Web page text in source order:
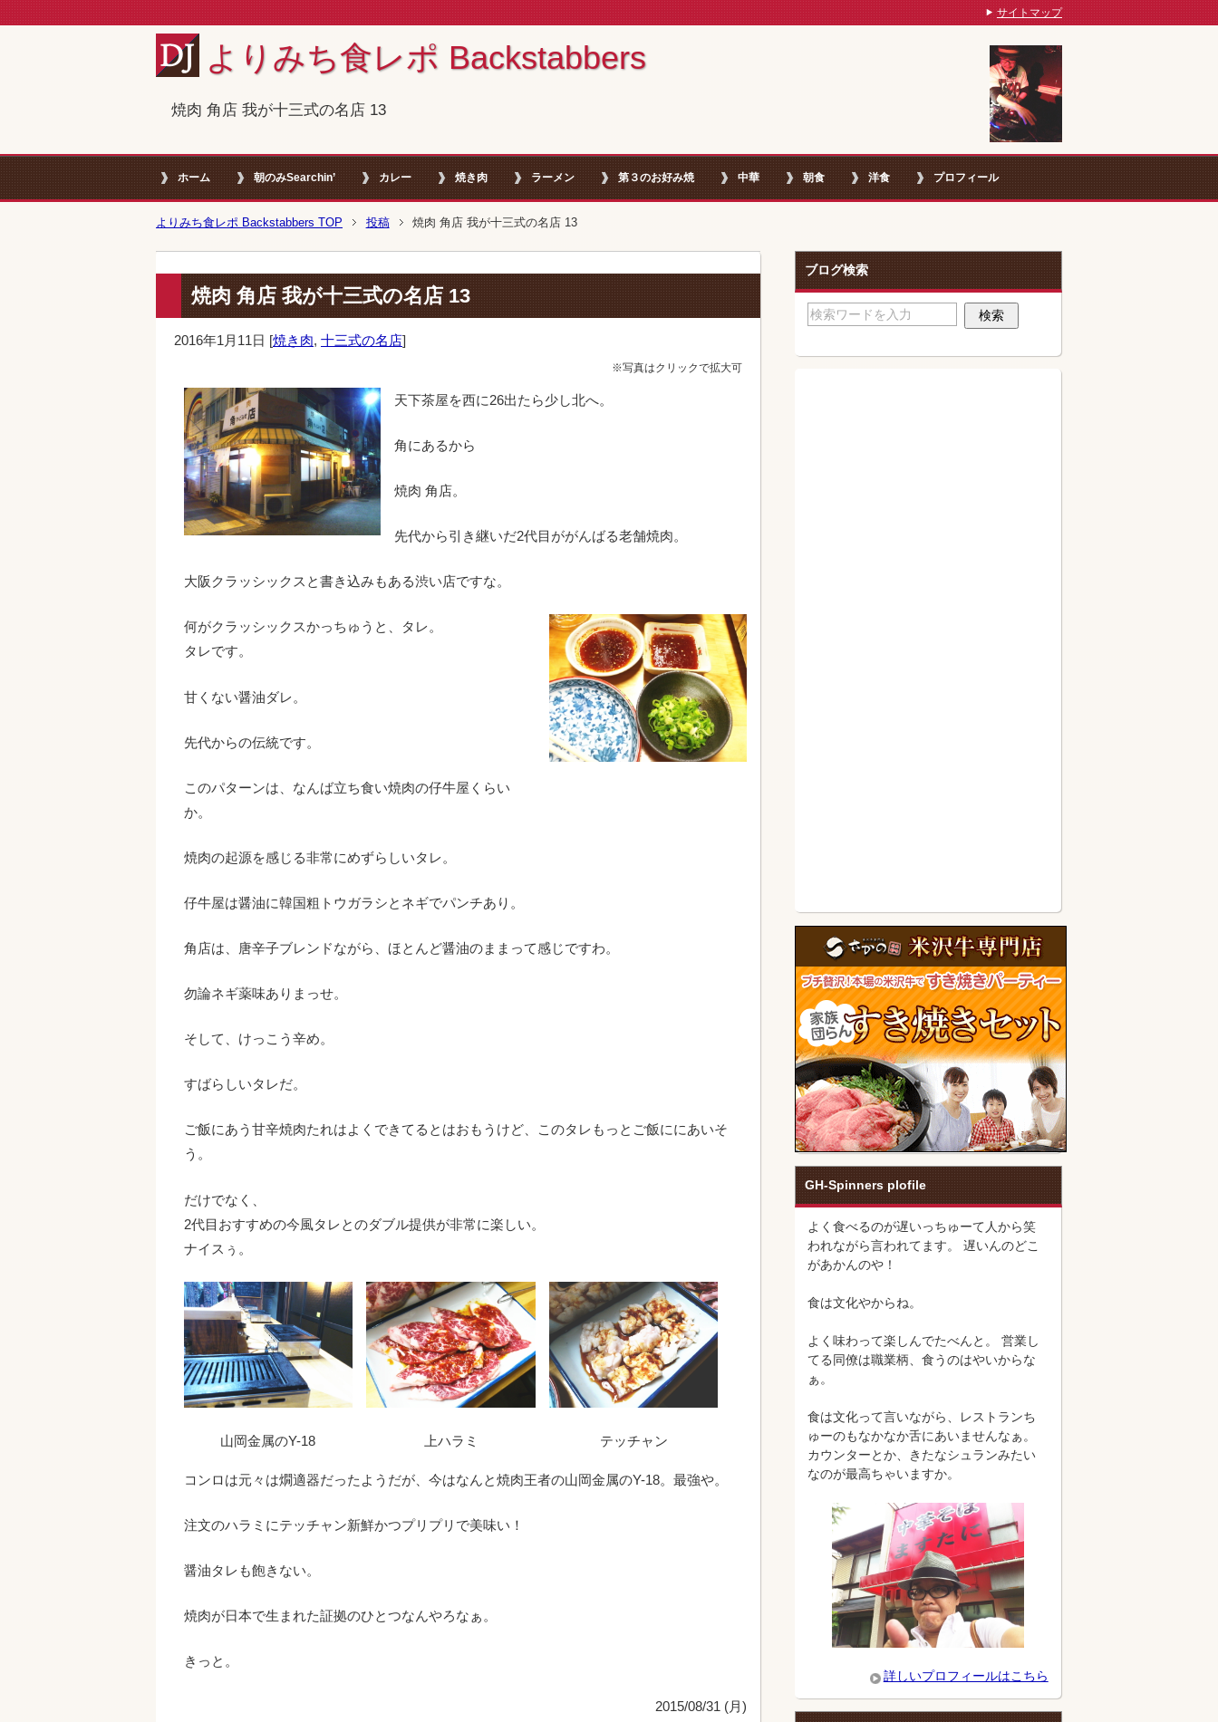
よりみち食レポ Backstabbers
焼肉 角店 我が十三式の名店 13
ホーム 朝のみSearchin’ カレー 焼き肉 ラーメン 第３のお好み焼 中華 朝食 洋食 プロフィール
よりみち食レポ Backstabbers TOP 投稿 焼肉 角店 我が十三式の名店 13
焼肉 角店 我が十三式の名店 13
2016年1月11日 [焼き肉, 十三式の名店]
※写真はクリックで拡大可
天下茶屋を西に26出たら少し北へ。
角にあるから
焼肉 角店。
先代から引き継いだ2代目ががんばる老舗焼肉。
大阪クラッシックスと書き込みもある渋い店ですな。
何がクラッシックスかっちゅうと、タレ。
タレです。
甘くない醤油ダレ。
先代からの伝統です。
このパターンは、なんば立ち食い焼肉の仔牛屋くらい
か。
焼肉の起源を感じる非常にめずらしいタレ。
仔牛屋は醤油に韓国粗トウガラシとネギでパンチあり。
角店は、唐辛子ブレンドながら、ほとんど醤油のままって感じですわ。
勿論ネギ薬味ありまっせ。
そして、けっこう辛め。
すばらしいタレだ。
ご飯にあう甘辛焼肉たれはよくできてるとはおもうけど、このタレもっとご飯ににあいそ
う。
だけでなく、
2代目おすすめの今風タレとのダブル提供が非常に楽しい。
ナイスぅ。
山岡金属のY-18 上ハラミ テッチャン
コンロは元々は燗適器だったようだが、今はなんと焼肉王者の山岡金属のY-18。最強や。
注文のハラミにテッチャン新鮮かつプリプリで美味い！
醤油タレも飽きない。
焼肉が日本で生まれた証拠のひとつなんやろなぁ。
きっと。
2015/08/31 (月)
ブログ検索
GH-Spinners plofile
よく食べるのが遅いっちゅーて人から笑
われながら言われてます。 遅いんのどこ
があかんのや！
食は文化やからね。
よく味わって楽しんでたべんと。 営業し
てる同僚は職業柄、食うのはやいからな
ぁ。
食は文化って言いながら、レストランち
ゅーのもなかなか舌にあいませんなぁ。
カウンターとか、きたなシュランみたい
なのが最高ちゃいますか。
詳しいプロフィールはこちら
サイトマップ